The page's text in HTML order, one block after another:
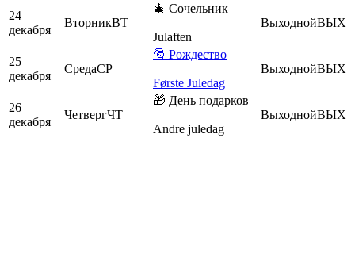
24
декабря
ВторникВТ
🎄 Сочельник
Julaften
ВыходнойВЫХ
25
декабря
СредаСР
🎅 Рождество
Første Juledag
ВыходнойВЫХ
26
декабря
ЧетвергЧТ
🎁 День подарков
Andre juledag
ВыходнойВЫХ